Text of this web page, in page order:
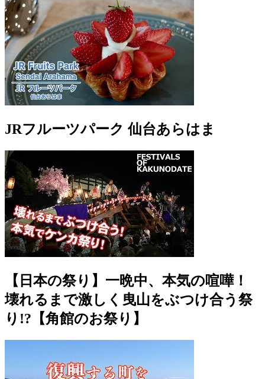
JRフルーツパーク 仙台あらはま
【日本の祭り】一晩中、本気の喧嘩！
壊れるまで激しく曳山をぶつけ合う祭
り!?【角館のお祭り】